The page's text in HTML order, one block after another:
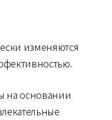
изменяются
на основании